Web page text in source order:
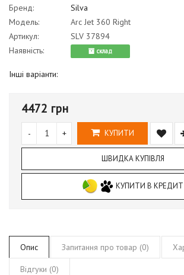
Бренд:
Silva
Модель:
Arc Jet 360 Right
Артикул:
SLV 37894
Наявність:
cклад
Інші варіанти:
4472 грн
- + КУПИТИ
ШВИДКА КУПІВЛЯ
КУПИТИ В КРЕДИТ
Опис Запитання про товар (0)
Відгуки (0)